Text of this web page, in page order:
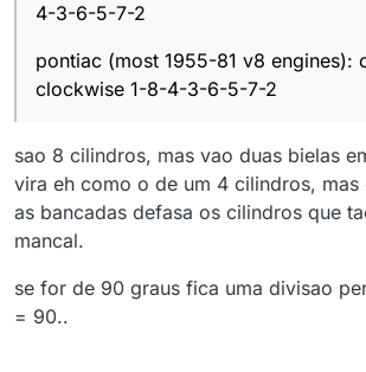
4-3-6-5-7-2
pontiac (most 1955-81 v8 engines):
clockwise 1-8-4-3-6-5-7-2
sao 8 cilindros, mas vao duas bielas
vira eh como o de um 4 cilindros, mas
as bancadas defasa os cilindros que
mancal.
se for de 90 graus fica uma divisao
= 90..